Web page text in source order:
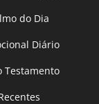
do Dia
Diário
Testamento